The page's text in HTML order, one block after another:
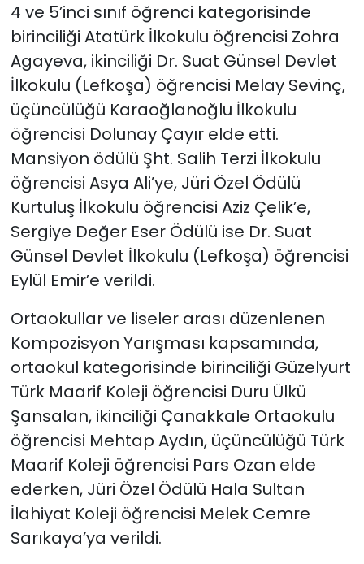
4 ve 5’inci sınıf öğrenci kategorisinde
birinciliği Atatürk İlkokulu öğrencisi Zohra
Agayeva, ikinciliği Dr. Suat Günsel Devlet
İlkokulu (Lefkoşa) öğrencisi Melay Sevinç,
üçüncülüğü Karaoğlanoğlu İlkokulu
öğrencisi Dolunay Çayır elde etti.
Mansiyon ödülü Şht. Salih Terzi İlkokulu
öğrencisi Asya Ali’ye, Jüri Özel Ödülü
Kurtuluş İlkokulu öğrencisi Aziz Çelik’e,
Sergiye Değer Eser Ödülü ise Dr. Suat
Günsel Devlet İlkokulu (Lefkoşa) öğrencisi
Eylül Emir’e verildi.
Ortaokullar ve liseler arası düzenlenen
Kompozisyon Yarışması kapsamında,
ortaokul kategorisinde birinciliği Güzelyurt
Türk Maarif Koleji öğrencisi Duru Ülkü
Şansalan, ikinciliği Çanakkale Ortaokulu
öğrencisi Mehtap Aydın, üçüncülüğü Türk
Maarif Koleji öğrencisi Pars Ozan elde
ederken, Jüri Özel Ödülü Hala Sultan
İlahiyat Koleji öğrencisi Melek Cemre
Sarıkaya’ya verildi.